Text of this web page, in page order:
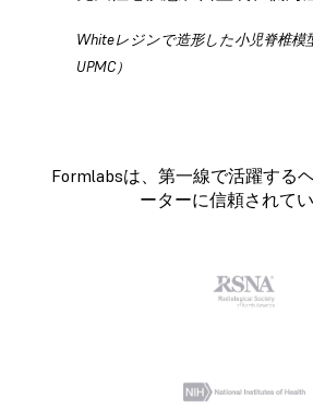
Whiteレジンで造形した小児脊椎模
UPMC）
Formlabsは、第一線で活躍する
ーターに信頼されて